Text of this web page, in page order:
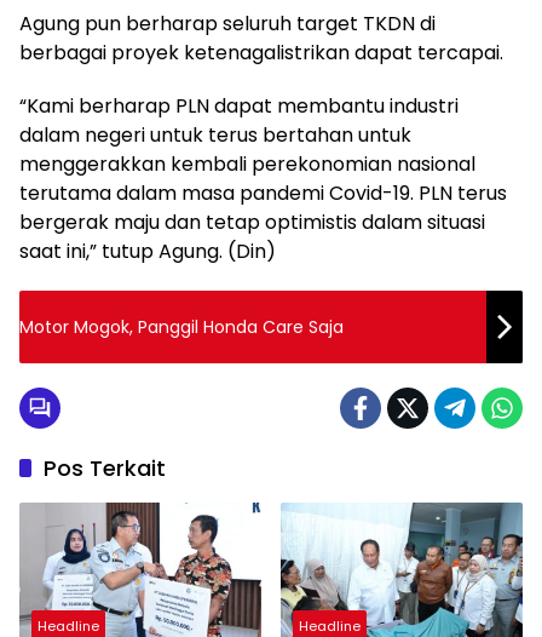
Agung pun berharap seluruh target TKDN di
berbagai proyek ketenagalistrikan dapat tercapai.
“Kami berharap PLN dapat membantu industri
dalam negeri untuk terus bertahan untuk
menggerakkan kembali perekonomian nasional
terutama dalam masa pandemi Covid-19. PLN terus
bergerak maju dan tetap optimistis dalam situasi
saat ini,” tutup Agung. (Din)
Motor Mogok, Panggil Honda Care Saja
Pos Terkait
Headline Headline